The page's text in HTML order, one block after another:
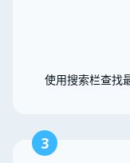
使用搜索栏查找
3